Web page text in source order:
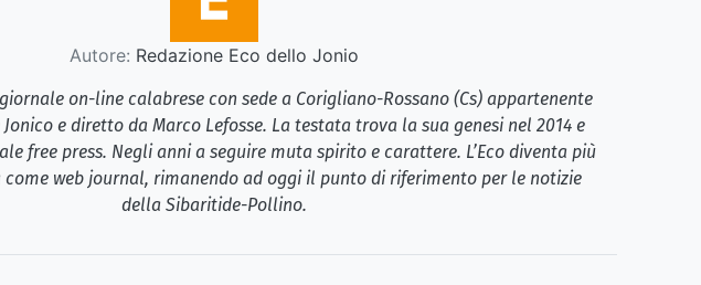
Autore: Redazione Eco dello Jonio
on-line calabrese con sede a Corigliano-Rossano (Cs) appartenente
e diretto da Marco Lefosse. La testata trova la sua genesi nel 2014 e
free press. Negli anni a seguire muta spirito e carattere. L’Eco diventa più
web journal, rimanendo ad oggi il punto di riferimento per le notizie
della Sibaritide-Pollino.